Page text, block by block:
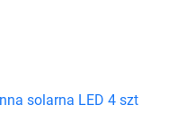
solarna LED 4 szt